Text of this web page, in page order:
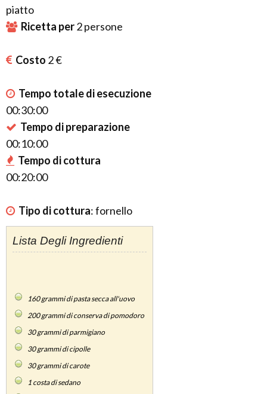
piatto
Ricetta per2persone
Costo 2 €
Tempo totale di esecuzione
00:30:00
Tempo di preparazione
00:10:00
Tempo di cottura
00:20:00
Tipo di cottura:fornello
Lista Degli Ingredienti
160grammi di pasta secca all'uovo
200grammi di conserva di pomodoro
30grammi di parmigiano
30grammi di cipolle
30grammi di carote
1 costa di sedano